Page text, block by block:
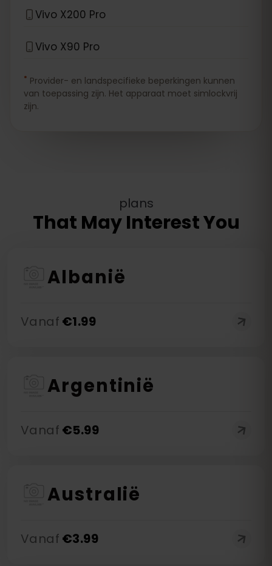
Vivo X200 Pro
Vivo X90 Pro
* Provider- en landspecifieke beperkingen kunnen
van toepassing zijn. Het apparaat moet simlockvrij
zijn.
plans
That May Interest You
Albanië
Vanaf €1.99
Argentinië
Vanaf €5.99
Australië
Vanaf €3.99